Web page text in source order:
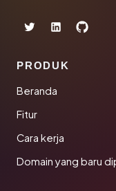
PRODUK
Beranda
Fitur
Cara kerja
Domain yang baru